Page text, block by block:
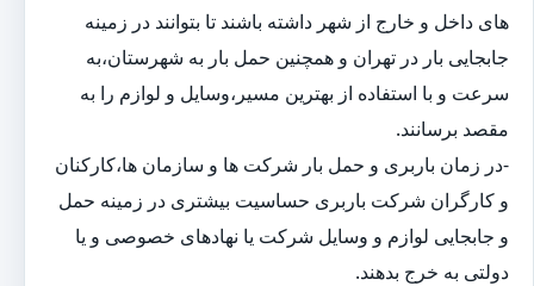
های داخل و خارج از شهر داشته باشند تا بتوانند در زمینه
جابجایی بار در تهران و همچنین حمل بار به شهرستان،به
سرعت و با استفاده از بهترین مسیر،وسایل و لوازم را به
مقصد برسانند.
-در زمان باربری و حمل بار شرکت ها و سازمان ها،کارکنان
و کارگران شرکت باربری حساسیت بیشتری در زمینه حمل
و جابجایی لوازم و وسایل شرکت یا نهادهای خصوصی و یا
دولتی به خرج بدهند.